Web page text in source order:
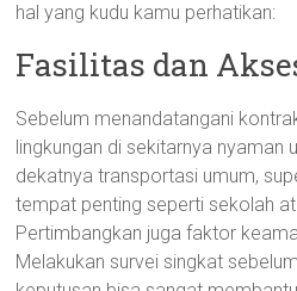
hal yang kudu kamu perhatikan:
Fasilitas dan
Sebelum menandatangani
lingkungan di sekitarnya nyaman
dekatnya transportasi umum,
tempat penting seperti sekolah
Pertimbangkan juga faktor
Melakukan survei singkat